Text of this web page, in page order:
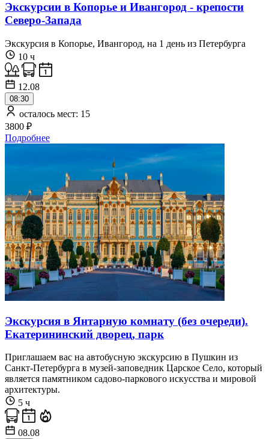
Экскурсии в Копорье и Ивангород - крепости
Северо-Запада
Экскурсия в Копорье, Ивангород, на 1 день из Петербурга
10 ч
12.08
08:30
осталось мест: 15
3800 ₽
Подробнее
Экскурсия в Янтарную комнату (без очереди).
Екатерининский дворец, парк
Приглашаем вас на автобусную экскурсию в Пушкин из
Санкт-Петербурга в музей-заповедник Царское Село, который
является памятником садово-паркового искусства и мировой
архитектуры.
5 ч
08.08